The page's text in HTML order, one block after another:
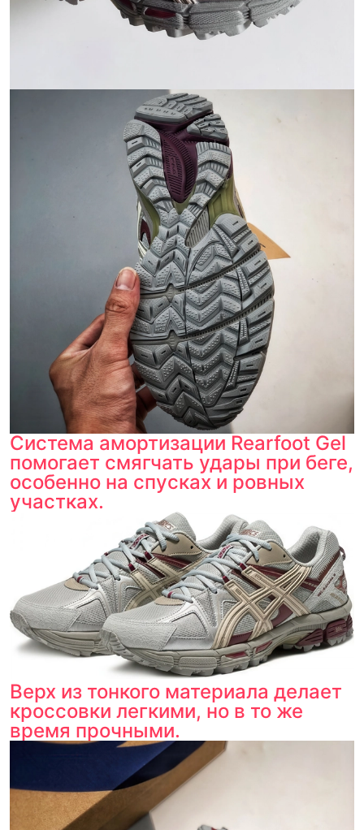
Система амортизации Rearfoot Gel
помогает смягчать удары при беге,
особенно на спусках и ровных
участках.
Верх из тонкого материала делает
кроссовки легкими, но в то же
время прочными.